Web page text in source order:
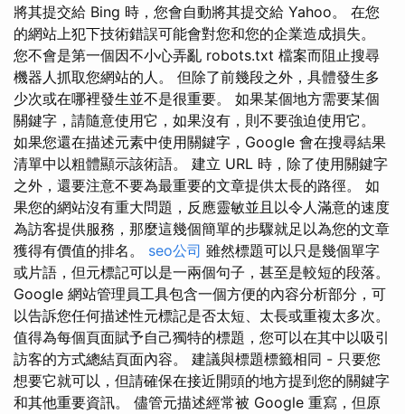
將其提交給 Bing 時，您會自動將其提交給 Yahoo。 在您
的網站上犯下技術錯誤可能會對您和您的企業造成損失。
您不會是第一個因不小心弄亂 robots.txt 檔案而阻止搜尋
機器人抓取您網站的人。 但除了前幾段之外，具體發生多
少次或在哪裡發生並不是很重要。 如果某個地方需要某個
關鍵字，請隨意使用它，如果沒有，則不要強迫使用它。
如果您還在描述元素中使用關鍵字，Google 會在搜尋結果
清單中以粗體顯示該術語。 建立 URL 時，除了使用關鍵字
之外，還要注意不要為最重要的文章提供太長的路徑。 如
果您的網站沒有重大問題，反應靈敏並且以令人滿意的速度
為訪客提供服務，那麼這幾個簡單的步驟就足以為您的文章
獲得有價值的排名。 seo公司 雖然標題可以只是幾個單字
或片語，但元標記可以是一兩個句子，甚至是較短的段落。
Google 網站管理員工具包含一個方便的內容分析部分，可
以告訴您任何描述性元標記是否太短、太長或重複太多次。
值得為每個頁面賦予自己獨特的標題，您可以在其中以吸引
訪客的方式總結頁面內容。 建議與標題標籤相同 - 只要您
想要它就可以，但請確保在接近開頭的地方提到您的關鍵字
和其他重要資訊。 儘管元描述經常被 Google 重寫，但原